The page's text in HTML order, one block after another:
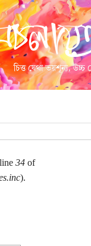
34of
).